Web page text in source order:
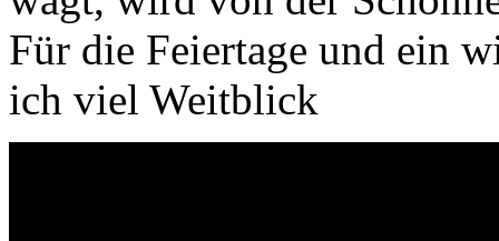
Für die Feiertage und ein
ich viel Weitblick